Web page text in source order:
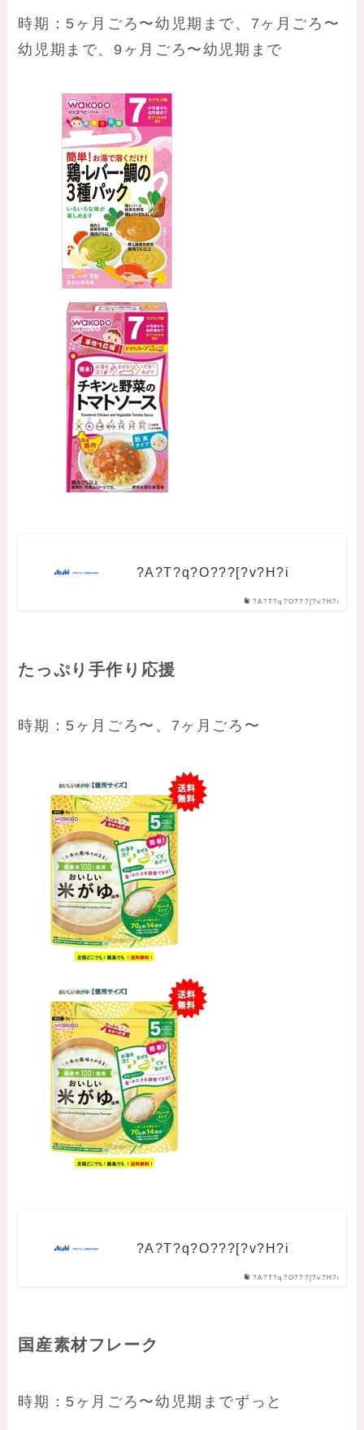
時期：5ヶ月ごろ〜幼児期まで、7ヶ月ごろ〜
幼児期まで、9ヶ月ごろ〜幼児期まで
?A?T?q?O???[?v?H?i
?A?T?q?O???[?v?H?i
たっぷり手作り応援
時期：5ヶ月ごろ〜、7ヶ月ごろ〜
?A?T?q?O???[?v?H?i
?A?T?q?O???[?v?H?i
国産素材フレーク
時期：5ヶ月ごろ〜幼児期までずっと